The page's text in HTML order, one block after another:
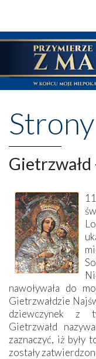
Gietrzwałd
nawoływała do
Gietrzwałdzie
dziewczynek z
Gietrzwałd
zaznaczyć, iż były
zostały